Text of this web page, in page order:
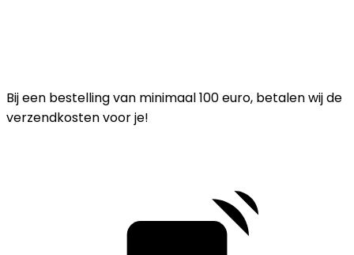
Bij een bestelling van minimaal 100 euro, betalen wij de
verzendkosten voor je!